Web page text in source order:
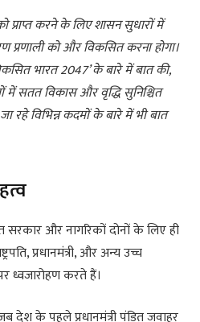
प्राप्त करने के लिए शासन सुधारों में
प्रणाली को और विकसित करना होगा।
भारत 2047’ के बारे में बात की,
में सतत विकास और वृद्धि सुनिश्चित
रहे विभिन्न कदमों के बारे में भी बात
सरकार और नागरिकों दोनों के लिए ही
प्रधानमंत्री, और अन्य उच्च
ध्वजारोहण करते हैं।